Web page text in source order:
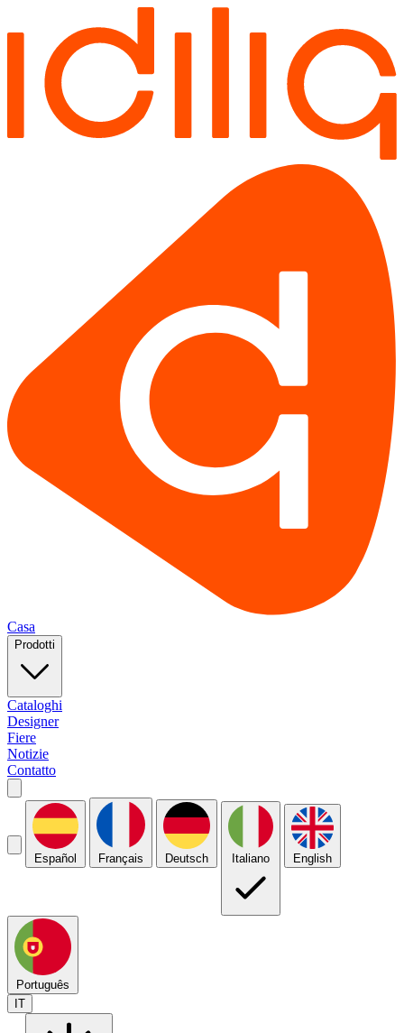
Casa
Prodotti
Cataloghi
Designer
Fiere
Notizie
Contatto
Español Français Deutsch Italiano English
Português
IT